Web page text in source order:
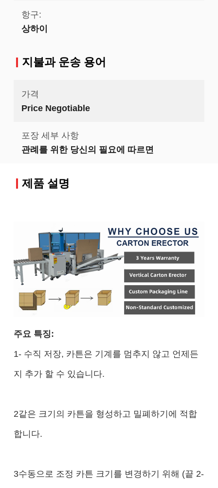
항구:
상하이
지불과 운송 용어
가격
Price Negotiable
포장 세부 사항
관례를 위한 당신의 필요에 따르면
제품 설명
주요 특징:
1- 수직 저장, 카튼은 기계를 멈추지 않고 언제든
지 추가 할 수 있습니다.
2같은 크기의 카튼을 형성하고 밀폐하기에 적합
합니다.
3수동으로 조정 카튼 크기를 변경하기 위해 (끝 2-